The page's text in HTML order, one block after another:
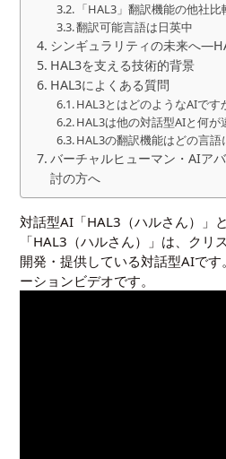
「HAL3」翻訳機能の他社比
翻訳可能言語は日英中
シンギュラリティの未来へ
HAL3を支える技術的背景
HAL3によくある質問
HAL3とはどのようなAIです
HAL3は他の対話型AIと何が
HAL3の翻訳機能はどの言語
バーチャルヒューマン・AIア
討の方へ
対話型AI「HAL3（ハルさん）」
「HAL3（ハルさん）」は、クリ
開発・提供している対話型AIで
ーションビデオです。